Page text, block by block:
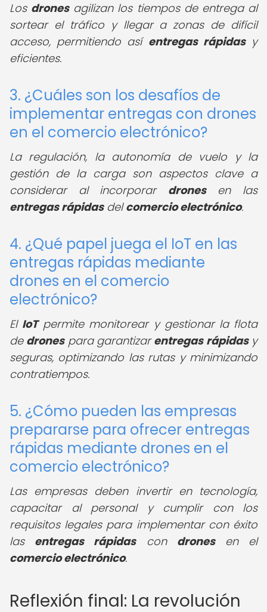
Los dronesagilizan los tiempos de entrega al
sortear el tráfico y llegar a zonas de difícil
acceso, permitiendo así entregas rápidasy
eficientes.
3. ¿Cuáles son los desafíos de
implementar entregas con drones
en el comercio electrónico?
La regulación, la autonomía de vuelo y la
gestión de la carga son aspectos clave a
considerar al incorporar dronesen las
entregas rápidasdelcomercio electrónico.
4. ¿Qué papel juega el IoT en las
entregas rápidas mediante
drones en el comercio
electrónico?
El IoTpermite monitorear y gestionar la flota
de dronespara garantizarentregas rápidasy
seguras, optimizando las rutas y minimizando
contratiempos.
5. ¿Cómo pueden las empresas
prepararse para ofrecer entregas
rápidas mediante drones en el
comercio electrónico?
Las empresas deben invertir en tecnología,
capacitar al personal y cumplir con los
requisitos legales para implementar con éxito
las entregas rápidascon dronesen el
comercio electrónico.
Reflexión final: La revolución